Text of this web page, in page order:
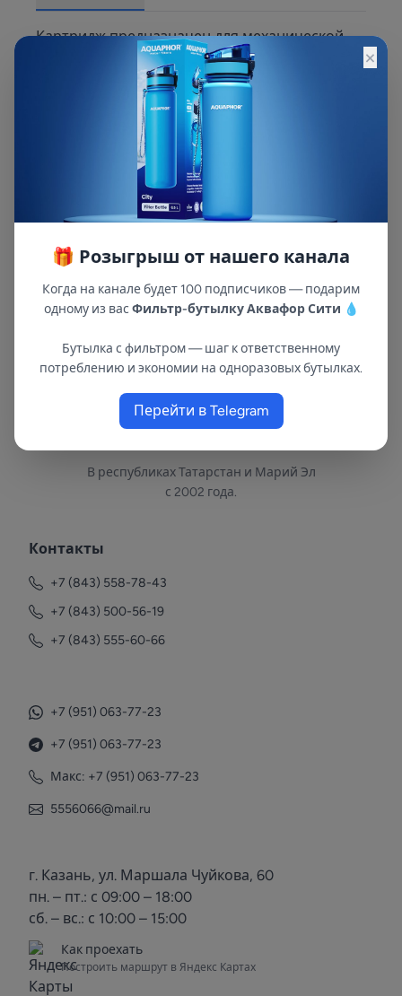
Картридж предназначен для механической
очистки воды от содержащихся в ней
примесей: песка, ила, глины, ржавчины и.др.
Применяются в качестве предфильтров с
целью защиты последующих фильтров,
обратноосмотического,
ультрафильтрационного и другого
оборудования, а также в качестве финишной
стадии очистки. Устанавливается в колбу
Не требует промывки перед использованием.
В республиках Татарстан и Марий Эл
с 2002 года.
Контакты
+7 (843) 558-78-43
+7 (843) 500-56-19
+7 (843) 555-60-66
+7 (951) 063-77-23
+7 (951) 063-77-23
Макс: +7 (951) 063-77-23
5556066@mail.ru
г. Казань, ул. Маршала Чуйкова, 60
пн. – пт.: с 09:00 – 18:00
сб. – вс.: с 10:00 – 15:00
Как проехать
Построить маршрут в Яндекс Картах
×
🎁 Розыгрыш от нашего канала
Когда на канале будет 100 подписчиков — подарим
одному из вас Фильтр-бутылку Аквафор Сити 💧
Бутылка с фильтром — шаг к ответственному
потреблению и экономии на одноразовых бутылках.
Перейти в Telegram